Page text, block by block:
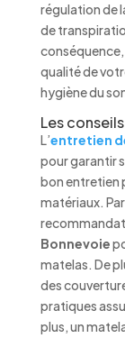
régulation de
de
conséquence,
qualité de
hygiène du
Les
L’entretien
pour garantir
bon entretien
matériaux.
Bonnevoie
matelas. De
des
pratiques
plus, un